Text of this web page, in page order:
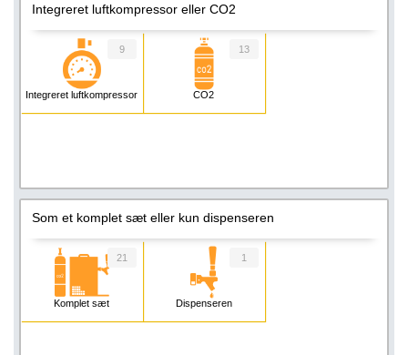
60 liter
Integreret luftkompressor eller CO2
Integreret luftkompressor
9
CO2
13
Som et komplet sæt eller kun dispenseren
Komplet sæt
21
Dispenseren
1